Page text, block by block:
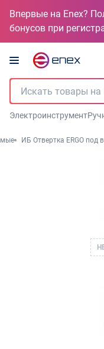
Впервые на Enex?
бонусов при
Электроинструмент
ИБ Отвертка ERGO